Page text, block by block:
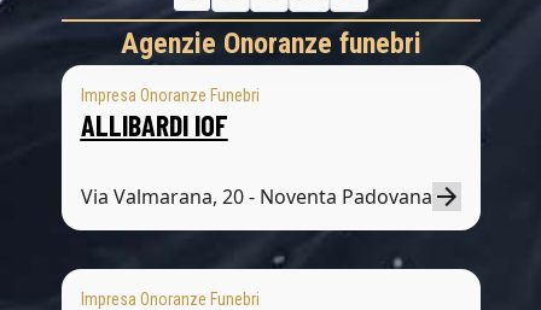
Agenzie Onoranze funebri
Impresa Onoranze Funebri
ALLIBARDI IOF
Via Valmarana, 20 - Noventa Padovana
Impresa Onoranze Funebri